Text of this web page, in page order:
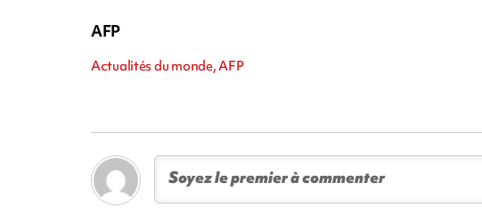
AFP
Actualités du monde, AFP